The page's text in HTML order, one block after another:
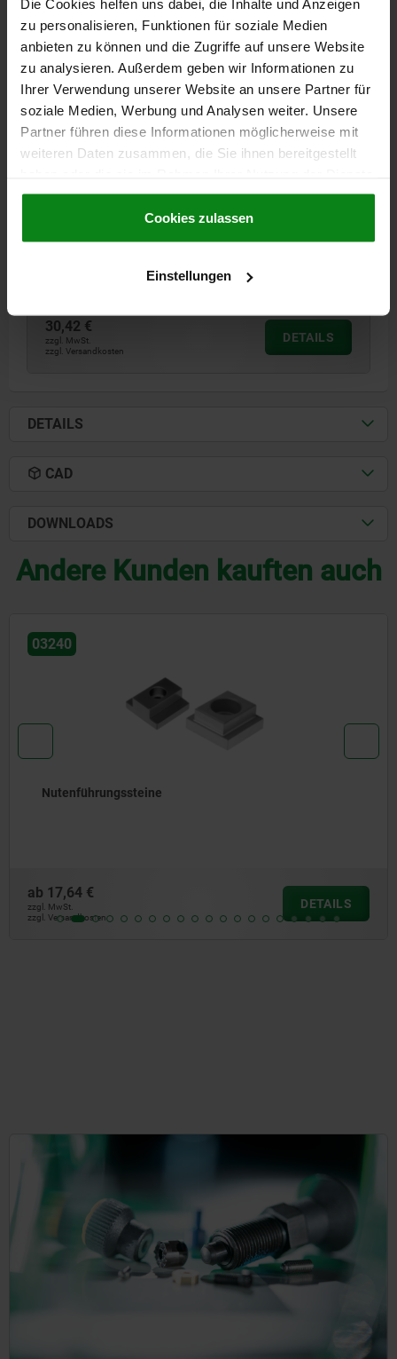
Die Cookies helfen uns dabei, die Inhalte und Anzeigen
zu personalisieren, Funktionen für soziale Medien
anbieten zu können und die Zugriffe auf unsere Website
zu analysieren. Außerdem geben wir Informationen zu
Ihrer Verwendung unserer Website an unsere Partner für
soziale Medien, Werbung und Analysen weiter. Unsere
Partner führen diese Informationen möglicherweise mit
weiteren Daten zusammen, die Sie ihnen bereitgestellt
gesammelt haben.Cookie Richtlinien
Datenschutz|AGB
Cookies zulassen
Einstellungen
zzgl. MwSt.
zzgl. Versandkosten
DETAILS
03260
NUTENSTEIN OHNE BOHRUNG EINSATZSTAHL
03260-18
30,42 €
zzgl. MwSt.
zzgl. Versandkosten
DETAILS
DETAILS
CAD
DOWNLOADS
Andere Kunden kauften auch
DETAILS
zzgl. Versandkosten